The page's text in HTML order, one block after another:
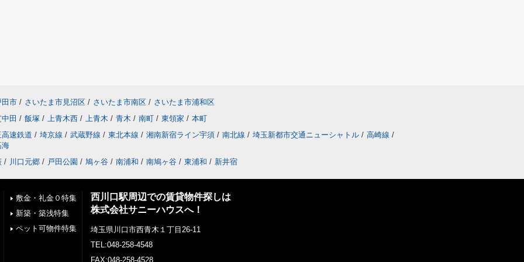
田市 / さいたま市見沼区 / さいたま市南区 / さいたま市浦和区
田 / 飯塚 / 上青木西 / 上青木 / 青木 / 南町 / 東領家 / 本町
高速鉄道 / 埼京線 / 武蔵野線 / 東北本線 / 湘南新宿ライン宇須 / 南北線 / 埼玉新都市交通ニューシャトル / 高崎線 /
海
/ 川口元郷 / 戸田公園 / 鳩ヶ谷 / 南浦和 / 南鳩ヶ谷 / 東浦和 / 新井宿
敷金・礼金０特集
新築・築浅特集
ペット可物件特集
西川口駅周辺での賃貸物件探しは
株式会社サニーハウスへ！
埼玉県川口市西青木１丁目26-11
TEL:048-258-4548
FAX:048-258-4528